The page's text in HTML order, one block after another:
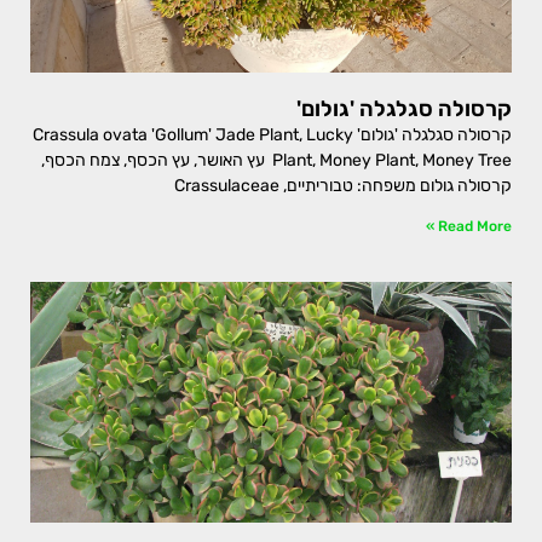
קרסולה סגלגלה 'גולום'
קרסולה סגלגלה 'גולום' Crassula ovata 'Gollum' Jade Plant, Lucky
Plant, Money Plant, Money Tree עץ האושר, עץ הכסף, צמח הכסף,
קרסולה גולום משפחה: טבוריתיים, Crassulaceae
Read More »